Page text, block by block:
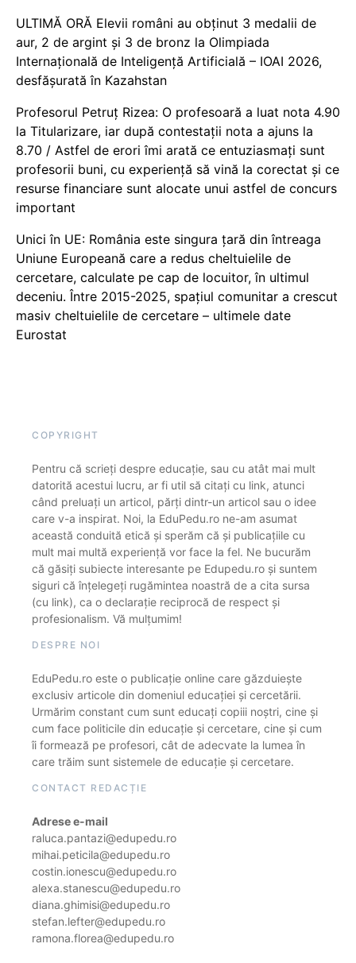
ULTIMĂ ORĂ Elevii români au obținut 3 medalii de
aur, 2 de argint și 3 de bronz la Olimpiada
Internațională de Inteligență Artificială – IOAI 2026,
desfășurată în Kazahstan
Profesorul Petruț Rizea: O profesoară a luat nota 4.90
la Titularizare, iar după contestații nota a ajuns la
8.70 / Astfel de erori îmi arată ce entuziasmați sunt
profesorii buni, cu experiență să vină la corectat și ce
resurse financiare sunt alocate unui astfel de concurs
important
Unici în UE: România este singura țară din întreaga
Uniune Europeană care a redus cheltuielile de
cercetare, calculate pe cap de locuitor, în ultimul
deceniu. Între 2015-2025, spațiul comunitar a crescut
masiv cheltuielile de cercetare – ultimele date
Eurostat
COPYRIGHT
Pentru că scrieți despre educație, sau cu atât mai mult
datorită acestui lucru, ar fi util să citați cu link, atunci
când preluați un articol, părți dintr-un articol sau o idee
care v-a inspirat. Noi, la EduPedu.ro ne-am asumat
această conduită etică și sperăm că și publicațiile cu
mult mai multă experiență vor face la fel. Ne bucurăm
că găsiți subiecte interesante pe Edupedu.ro și suntem
siguri că înțelegeți rugămintea noastră de a cita sursa
(cu link), ca o declarație reciprocă de respect și
profesionalism. Vă mulțumim!
DESPRE NOI
EduPedu.ro este o publicație online care găzduiește
exclusiv articole din domeniul educației și cercetării.
Urmărim constant cum sunt educați copiii noștri, cine și
cum face politicile din educație și cercetare, cine și cum
îi formează pe profesori, cât de adecvate la lumea în
care trăim sunt sistemele de educație și cercetare.
CONTACT REDACȚIE
Adrese e-mail
raluca.pantazi@edupedu.ro
mihai.peticila@edupedu.ro
costin.ionescu@edupedu.ro
alexa.stanescu@edupedu.ro
diana.ghimisi@edupedu.ro
stefan.lefter@edupedu.ro
ramona.florea@edupedu.ro